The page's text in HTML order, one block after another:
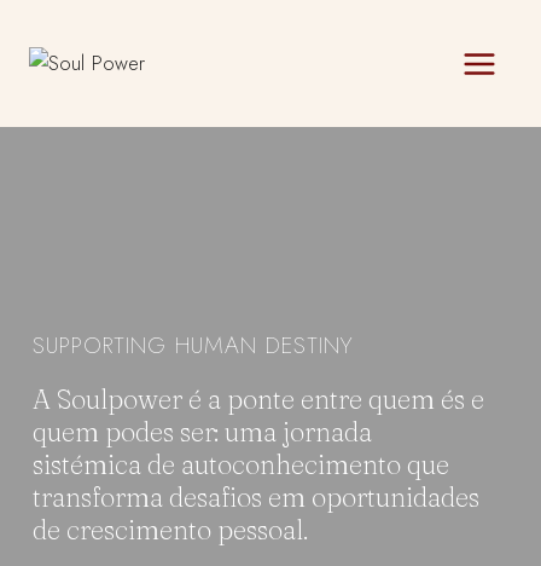
content
SUPPORTING HUMAN DESTINY
A Soulpower é a ponte entre quem és e
quem podes ser: uma jornada
sistémica de autoconhecimento que
transforma desafios em oportunidades
de crescimento pessoal.